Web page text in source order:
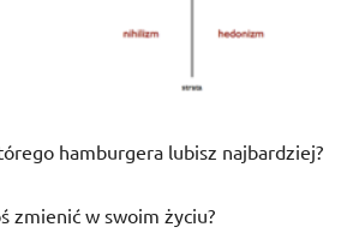
hamburgera lubisz najbardziej?
zmienić w swoim życiu?